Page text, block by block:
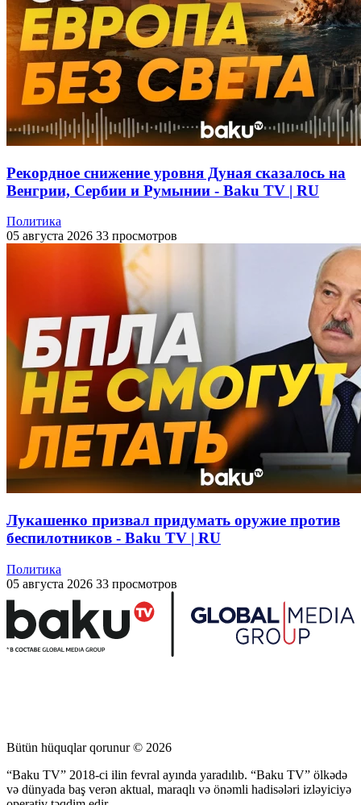
Рекордное снижение уровня Дуная сказалось на
Венгрии, Сербии и Румынии - Baku TV | RU
Политика
05 августа 2026 33 просмотров
Лукашенко призвал придумать оружие против
беспилотников - Baku TV | RU
Политика
05 августа 2026 33 просмотров
Bütün hüquqlar qorunur © 2026
“Baku TV” 2018-ci ilin fevral ayında yaradılıb. “Baku TV” ölkədə
və dünyada baş verən aktual, maraqlı və önəmli hadisələri izləyiciyə